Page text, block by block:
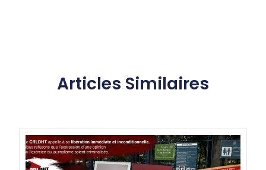
Articles Similaires